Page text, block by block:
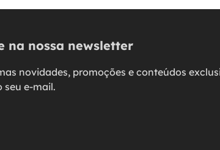
na nossa newsletter
novidades, promoções e conteúdos
seu e-mail.